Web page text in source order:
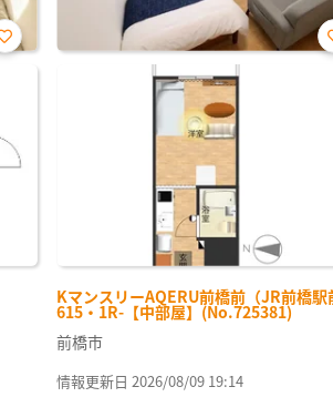
気
KマンスリーAQERU前橋前（JR前橋駅
615・1R-【中部屋】(No.725381)
前橋市
情報更新日 2026/08/09 19:14